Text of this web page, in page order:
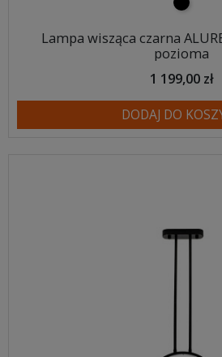
Lampa wisząca czarna
pozioma
1 199,00 zł
DODAJ DO